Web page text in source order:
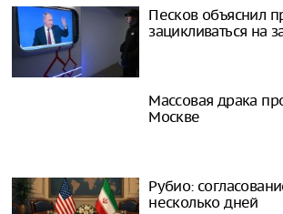
Песков объяснил
зацикливаться на
Массовая драка
Москве
Рубио:
несколько дней